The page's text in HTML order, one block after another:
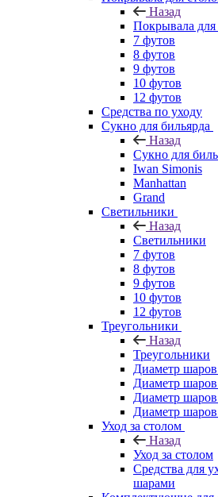
Назад
Покрывала для
7 футов
8 футов
9 футов
10 футов
12 футов
Средства по уходу
Сукно для бильярда
Назад
Сукно для
Iwan Simonis
Manhattan
Grand
Светильники
Назад
Светильники
7 футов
8 футов
9 футов
10 футов
12 футов
Треугольники
Назад
Треугольники
Диаметр
Диаметр
Диаметр
Диаметр
Уход за столом
Назад
Уход за столом
Средства для
шарами